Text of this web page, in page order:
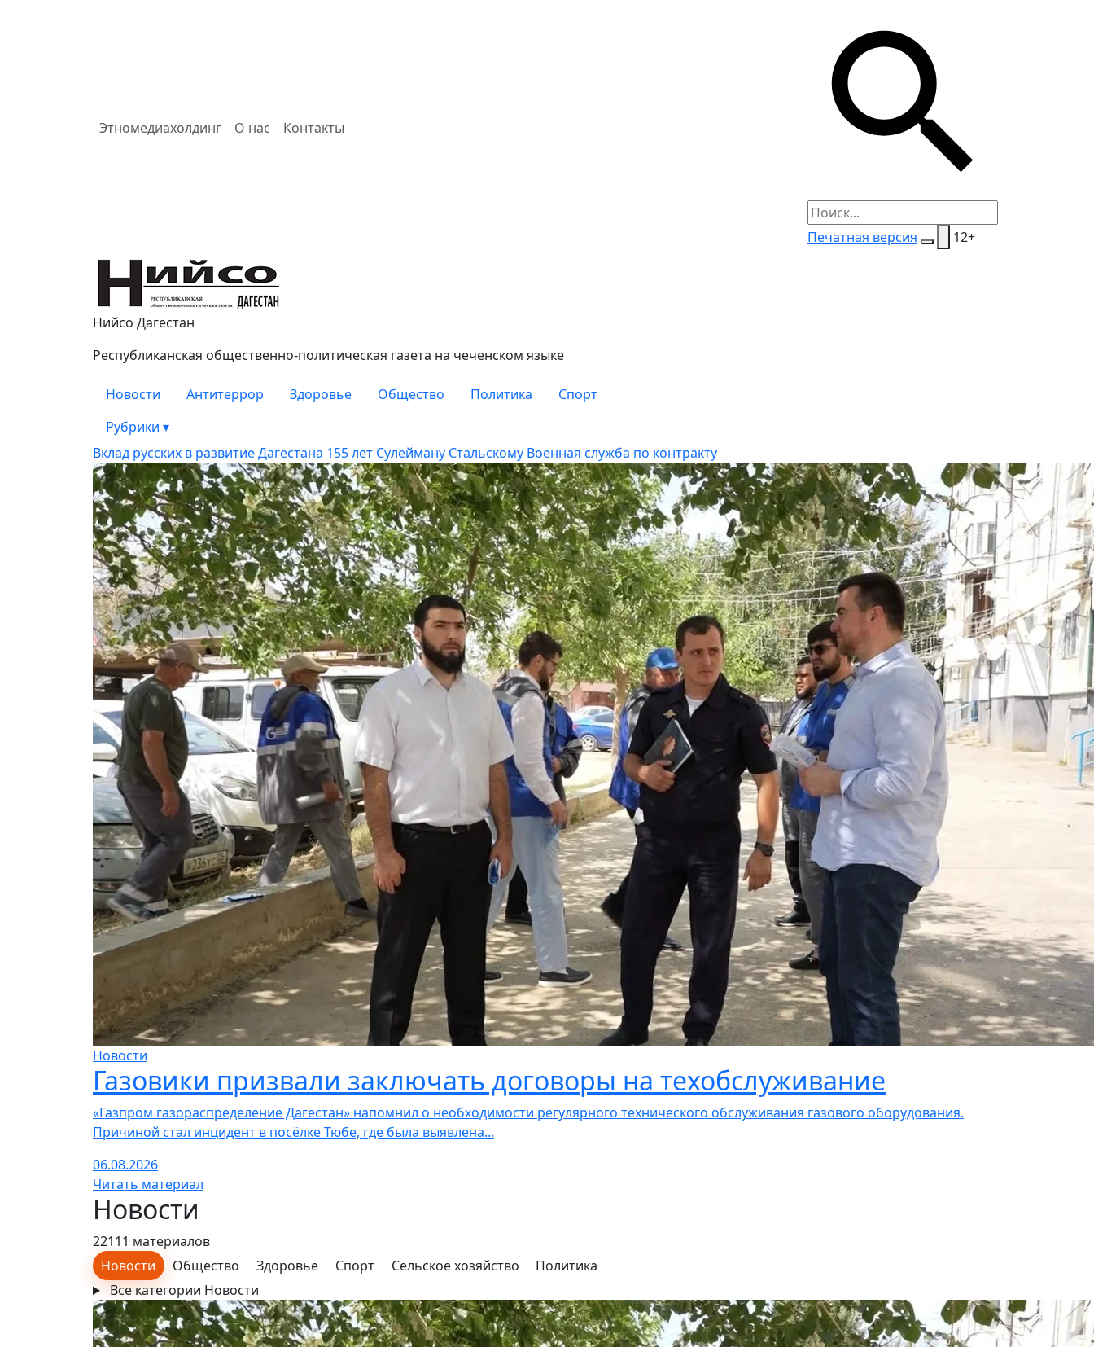
Этномедиахолдинг О нас Контакты
Печатная версия 12+
Нийсо
Нийсо Дагестан
Республиканская общественно-политическая газета на чеченском языке
Новости Антитеррор Здоровье Общество Политика
Спорт
Рубрики ▾
Вклад русских в развитие Дагестана 155 лет Сулейману Стальскому Военная служба по контракту
Новости
Газовики призвали заключать договоры на техобслуживание
«Газпром газораспределение Дагестан» напомнил о необходимости регулярного технического обслуживания газового оборудования.
Причиной стал инцидент в посёлке Тюбе, где была выявлена...
06.08.2026
Читать материал
Новости
22111 материалов
Новости
Общество Здоровье Спорт Сельское хозяйство
Политика
Все категории Новости